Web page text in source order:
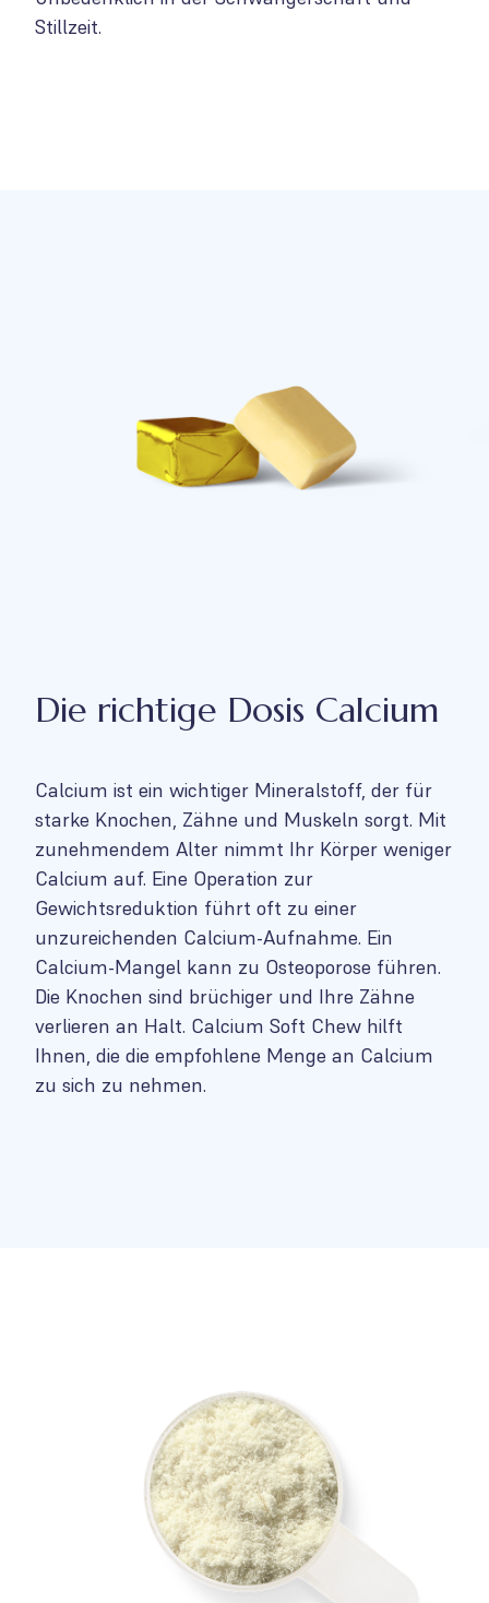
Stillzeit.
Die richtige Dosis Calcium
Calcium ist ein wichtiger Mineralstoff, der für
starke Knochen, Zähne und Muskeln sorgt. Mit
zunehmendem Alter nimmt Ihr Körper weniger
Calcium auf. Eine Operation zur
Gewichtsreduktion führt oft zu einer
unzureichenden Calcium-Aufnahme. Ein
Calcium-Mangel kann zu Osteoporose führen.
Die Knochen sind brüchiger und Ihre Zähne
verlieren an Halt. Calcium Soft Chew hilft
Ihnen, die die empfohlene Menge an Calcium
zu sich zu nehmen.